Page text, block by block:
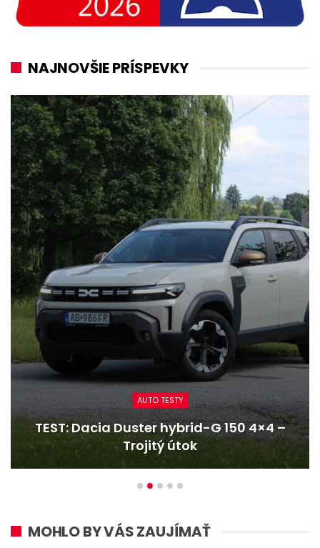
NAJNOVŠIE PRÍSPEVKY
CESTOVANIE
Reportáž: Renaultom Trafic z najvyšších
hôr na najkratšie…
MOHLO BY VÁS ZAUJÍMAŤ